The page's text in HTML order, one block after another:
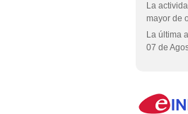
La
mayor de
La última
07 de